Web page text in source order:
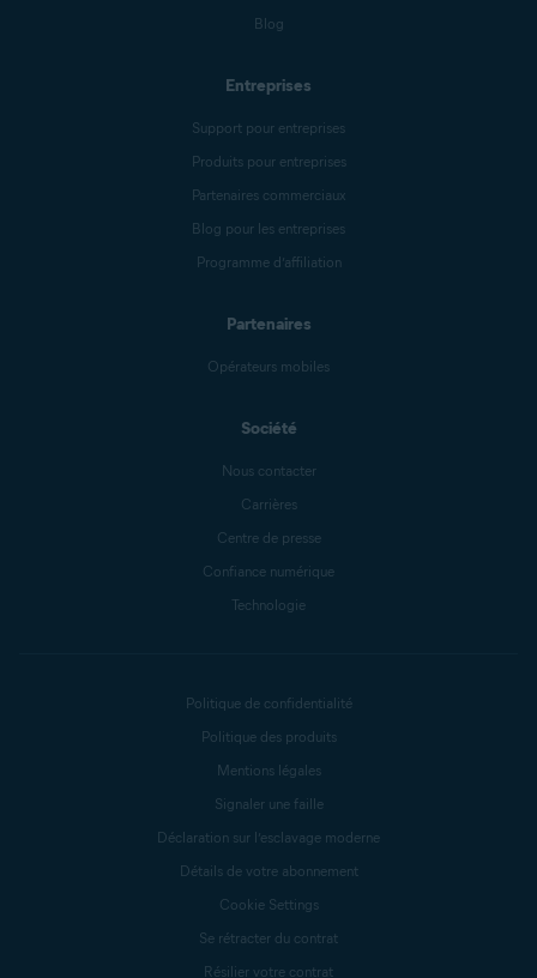
Blog
Entreprises
Support pour entreprises
Produits pour entreprises
Partenaires commerciaux
Blog pour les entreprises
Programme d’affiliation
Partenaires
Opérateurs mobiles
Société
Nous contacter
Carrières
Centre de presse
Confiance numérique
Technologie
Politique de confidentialité
Politique des produits
Mentions légales
Signaler une faille
Déclaration sur l’esclavage moderne
Détails de votre abonnement
Cookie Settings
Se rétracter du contrat
Résilier votre contrat